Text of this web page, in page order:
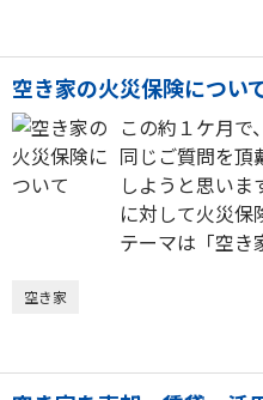
空き家の火災保険につい
この約１ケ月で
同じご質問を頂
しようと思いま
に対して火災保
テーマは「空き
空き家